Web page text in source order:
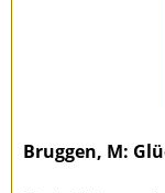
Bruggen, M: